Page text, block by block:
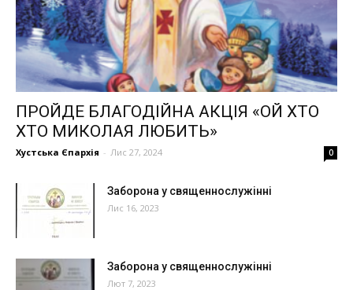
ПРОЙДЕ БЛАГОДІЙНА АКЦІЯ «ОЙ ХТО
ХТО МИКОЛАЯ ЛЮБИТЬ»
Хустська Єпархія - Лис 27, 2024 0
Заборона у священнослужінні
Лис 16, 2023
Заборона у священнослужінні
Лют 7, 2023